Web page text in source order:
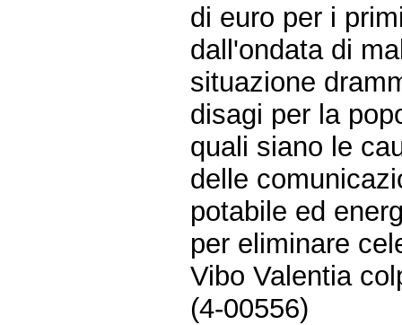
di euro per i
dall'ondata di
situazione
disagi per la
quali siano le
delle
potabile ed
per eliminare
Vibo Valentia
(4-00556)